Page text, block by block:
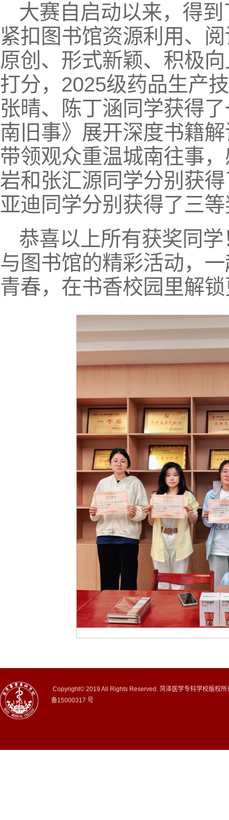
大赛自启动以来，得
紧扣图书馆资源利用、
原创、形式新颖、积极
打分，2025级药品生产
张晴、陈丁涵同学获得
南旧事》展开深度书籍
带领观众重温城南往事
岩和张汇源同学分别获
亚迪同学分别获得了三
恭喜以上所有获奖同
与图书馆的精彩活动，
青春，在书香校园里解
Copyright© 2019 All Rights Reserved. 菏泽医学专科学校版权
备15000317 号